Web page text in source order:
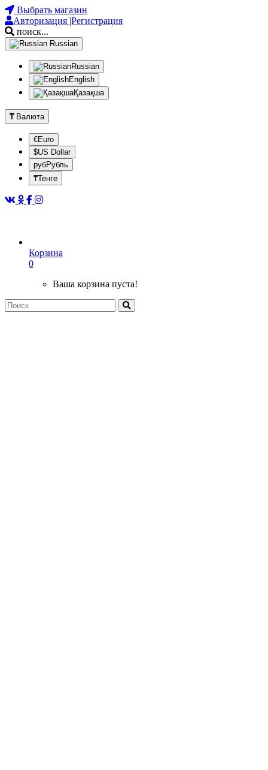
Выбрать магазин
Авторизация |Регистрация
поиск...
Russian
Russian
English
Қазақша
₸ Валюта
€Euro
$US Dollar
рубРубль
₸Тенге
Корзина
0
Ваша корзина пуста!